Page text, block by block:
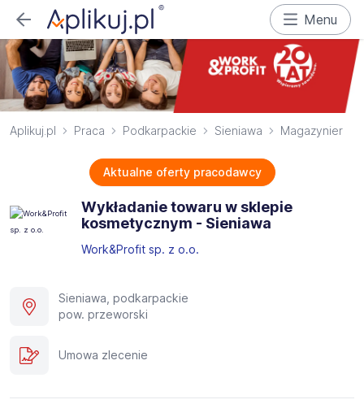
Menu
Aplikuj.pl Praca Podkarpackie Sieniawa Magazynier
Aktualne oferty pracodawcy
Wykładanie towaru w sklepie
kosmetycznym - Sieniawa
Work&Profit sp. z o.o.
Sieniawa, podkarpackie
pow. przeworski
Umowa zlecenie